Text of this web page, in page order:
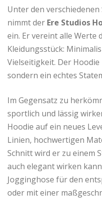
Unter den
nimmt der Ere Studios
ein. Er vereint alle Werte
Kleidungsstück:
Vielseitigkeit. Der
sondern ein echtes
Im Gegensatz zu
sportlich und lässig
Hoodie auf ein neues
Linien, hochwertigen
Schnitt wird er zu einem
auch elegant wirken
Jogginghose für den
oder mit einer